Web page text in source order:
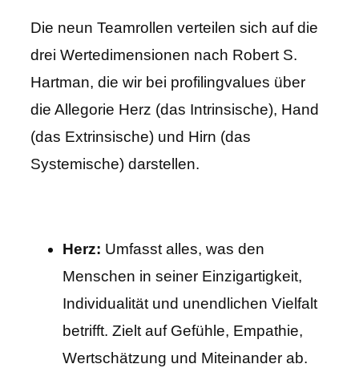
Die neun Teamrollen verteilen sich auf die
drei Wertedimensionen nach Robert S.
Hartman, die wir bei profilingvalues über
die Allegorie Herz (das Intrinsische), Hand
(das Extrinsische) und Hirn (das
Systemische) darstellen.
Herz: Umfasst alles, was den
Menschen in seiner Einzigartigkeit,
Individualität und unendlichen Vielfalt
betrifft. Zielt auf Gefühle, Empathie,
Wertschätzung und Miteinander ab.